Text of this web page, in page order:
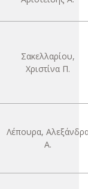
Σακελλαρίου,
Χριστίνα Π.
Λέπουρα,
Α.